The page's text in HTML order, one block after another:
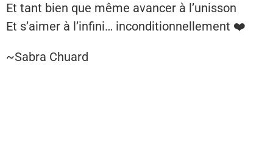
Et tant bien que même avancer à l’unisson
Et s’aimer à l’infini… inconditionnellement ❤️
~Sabra Chuard